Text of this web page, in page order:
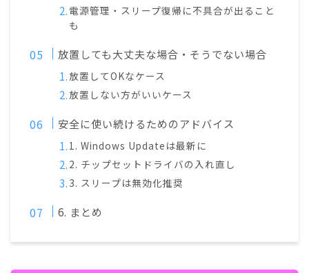
電源管理・スリープ復帰に不具合が出ること
も
放置しても大丈夫な場合・そうでない場合
放置してOKなケース
放置しない方がいいケース
安全に使い続けるためのアドバイス
1. Windows Updateは最新に
2. チップセットドライバの入れ直し
3. スリープは無効化推奨
6. まとめ